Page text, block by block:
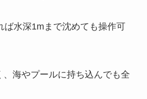
ば水深1mまで沈めても操作可
、海やプールに持ち込んでも全